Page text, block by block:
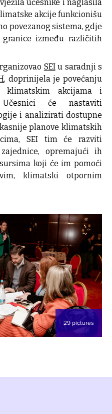
učesnike i naglasila
akcije funkcionišu
povezanog sistema, gdje
između različitih
SEIu saradnji s
, doprinijela je povećanju
klimatskim akcijama i
će nastaviti
i analizirati dostupne
planove klimatskih
SEI tim će razviti
opremajući ih
koji će im pomoći
klimatski otpornim
29 pictures